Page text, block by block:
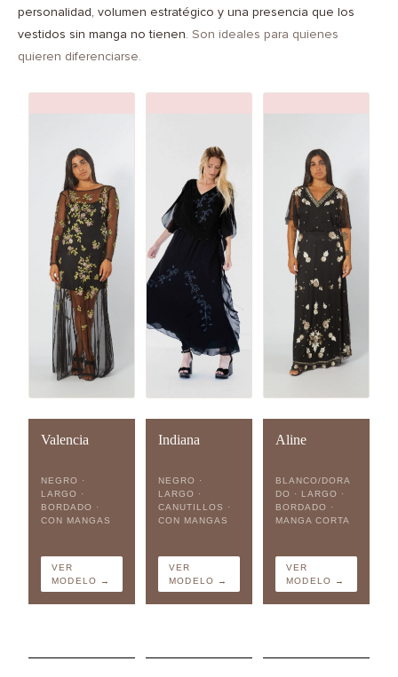
personalidad, volumen estratégico y una presencia que los
vestidos sin manga no tienen. Son ideales para quienes
quieren diferenciarse.
Valencia
NEGRO ·
LARGO ·
BORDADO ·
CON MANGAS
VER
MODELO →
Indiana
NEGRO ·
LARGO ·
CANUTILLOS ·
CON MANGAS
VER
MODELO →
Aline
BLANCO/DORA
DO · LARGO ·
BORDADO ·
MANGA CORTA
VER
MODELO →